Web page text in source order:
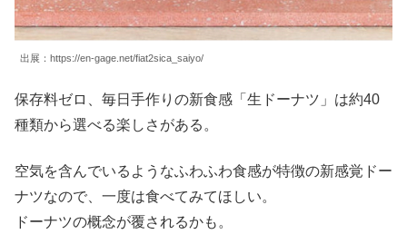
出展：https://en-gage.net/fiat2sica_saiyo/
保存料ゼロ、毎日手作りの新食感「生ドーナツ」は約40
種類から選べる楽しさがある。
空気を含んでいるようなふわふわ食感が特徴の新感覚ドー
ナツなので、一度は食べてみてほしい。
ドーナツの概念が覆されるかも。